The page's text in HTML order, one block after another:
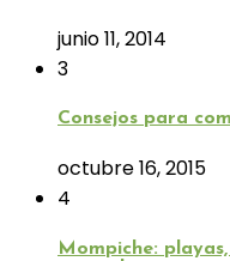
junio 11, 2014
3
Consejos para
octubre 16, 2015
4
Mompiche: